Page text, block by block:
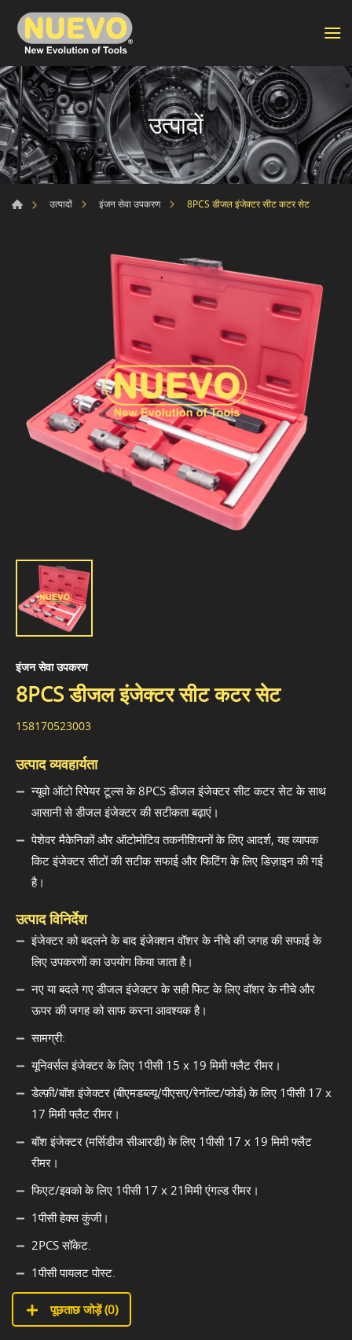
उत्पादों
उत्पादों इंजन सेवा उपकरण 8PCS डीजल इंजेक्टर सीट कटर सेट
इंजन सेवा उपकरण
8PCS डीजल इंजेक्टर सीट कटर सेट
158170523003
उत्पाद व्यवहार्यता
न्यूवो ऑटो रिपेयर टूल्स के 8PCS डीजल इंजेक्टर सीट कटर सेट के साथ
आसानी से डीजल इंजेक्टर की सटीकता बढ़ाएं।
पेशेवर मैकेनिकों और ऑटोमोटिव तकनीशियनों के लिए आदर्श, यह व्यापक
किट इंजेक्टर सीटों की सटीक सफाई और फिटिंग के लिए डिज़ाइन की गई
है।
उत्पाद विनिर्देश
इंजेक्टर को बदलने के बाद इंजेक्शन वॉशर के नीचे की जगह की सफाई के
लिए उपकरणों का उपयोग किया जाता है।
नए या बदले गए डीजल इंजेक्टर के सही फिट के लिए वॉशर के नीचे और
ऊपर की जगह को साफ करना आवश्यक है।
सामग्री:
यूनिवर्सल इंजेक्टर के लिए 1पीसी 15 x 19 मिमी फ्लैट रीमर।
डेल्फ़ी/बॉश इंजेक्टर (बीएमडब्ल्यू/पीएसए/रेनॉल्ट/फोर्ड) के लिए 1पीसी 17 x
17 मिमी फ्लैट रीमर।
बॉश इंजेक्टर (मर्सिडीज सीआरडी) के लिए 1पीसी 17 x 19 मिमी फ्लैट
रीमर।
फिएट/इवको के लिए 1पीसी 17 x 21मिमी एंगल्ड रीमर।
1पीसी हेक्स कुंजी।
2PCS सॉकेट.
1पीसी पायलट पोस्ट.
पूछताछ जोड़ें (0)